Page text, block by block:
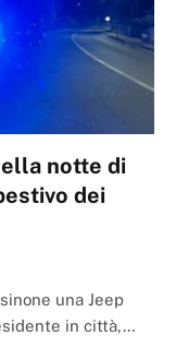
notte di
dei
una Jeep
in città,…